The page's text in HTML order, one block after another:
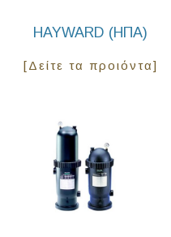
HAYWARD (ΗΠΑ)
[Δείτε τα προιόντα]